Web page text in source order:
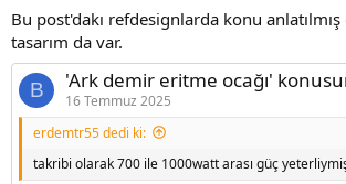
Bu post'dakı refdesignlarda konu
tasarım da var.
B 'Ark demir eritme ocağı'
16 Temmuz 2025
erdemtr55 dedi ki:
takribi olarak 700 ile 1000watt arası güç